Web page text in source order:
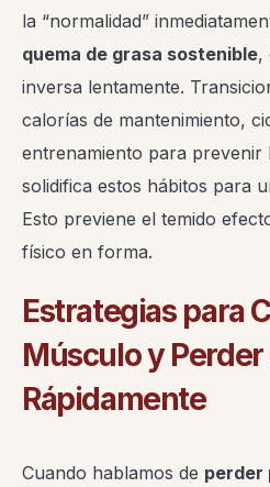
la “normalidad”
quema de grasa sostenible,
inversa lentamente.
calorías de mantenimiento,
entrenamiento para prevenir
solidifica estos hábitos para
Esto previene el temido
físico en forma.
Estrategias para
Músculo y Perder
Rápidamente
Cuando hablamos de perder